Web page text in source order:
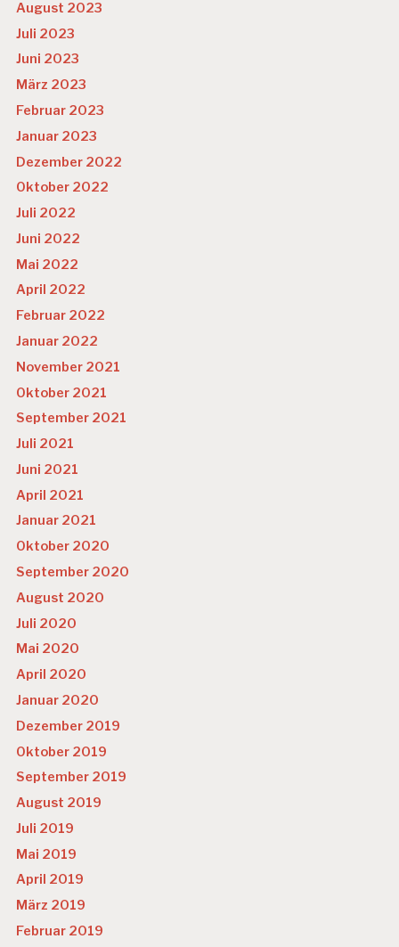
August 2023
Juli 2023
Juni 2023
März 2023
Februar 2023
Januar 2023
Dezember 2022
Oktober 2022
Juli 2022
Juni 2022
Mai 2022
April 2022
Februar 2022
Januar 2022
November 2021
Oktober 2021
September 2021
Juli 2021
Juni 2021
April 2021
Januar 2021
Oktober 2020
September 2020
August 2020
Juli 2020
Mai 2020
April 2020
Januar 2020
Dezember 2019
Oktober 2019
September 2019
August 2019
Juli 2019
Mai 2019
April 2019
März 2019
Februar 2019